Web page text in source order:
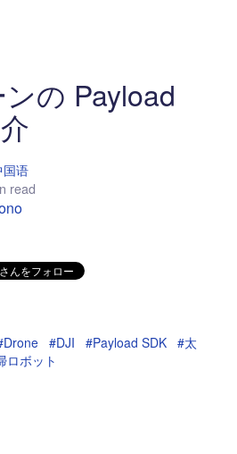
の Payload
国语
read
#DJI #Payload SDK #太
ロボット